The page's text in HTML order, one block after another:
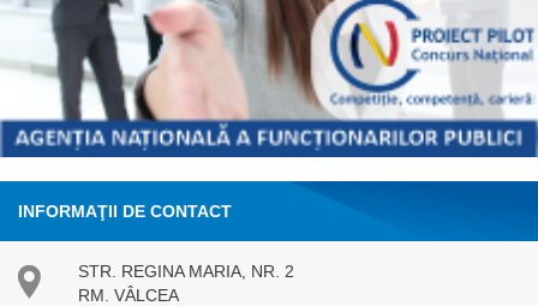
INFORMAŢII DE CONTACT
STR. REGINA MARIA, NR. 2
RM. VÂLCEA